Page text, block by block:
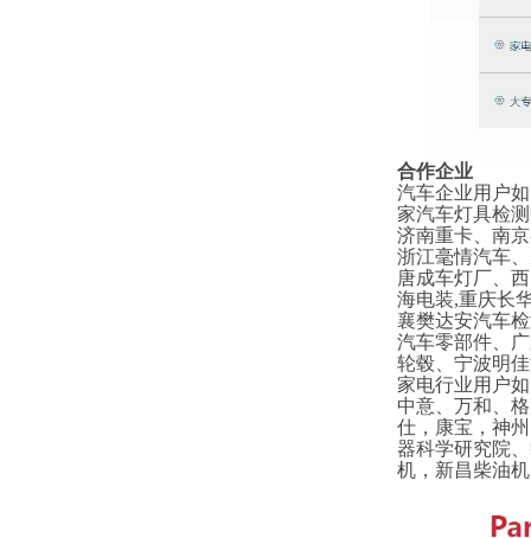
合作企业
汽车企业用户
家汽车灯具检
济南重卡、南
浙江毫情汽车
唐成车灯厂、
海电装,重庆长
襄樊达安汽车
汽车零部件、
轮毂、宁波明
家电行业用户
中意、万和、
仕，康宝，神
器科学研究院
机，新昌柴油